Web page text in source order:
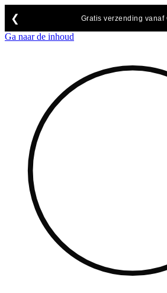
Gratis verzending vanaf
❮
Ga naar de inhoud